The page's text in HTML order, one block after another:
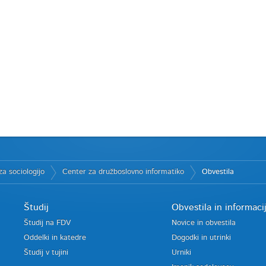
sociologijo Center za družboslovno informatiko Obvestila
Študij
Študij na FDV
Oddelki in katedre
Študij v tujini
Obvestila in
Novice in obvestila
Dogodki in utrinki
Urniki